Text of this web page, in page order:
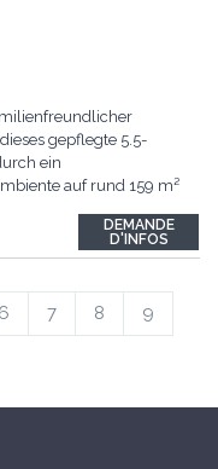
gepflegte 5.5-
ein
auf rund 159 m²
und vereint
nachhaltiger
DEMANDE
D'INFOS
6 7 8 9